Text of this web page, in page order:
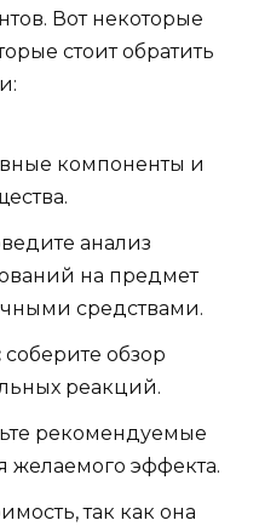
Вот некоторые
стоит обратить
компоненты и
анализ
на предмет
средствами.
соберите обзор
реакций.
рекомендуемые
желаемого эффекта.
так как она